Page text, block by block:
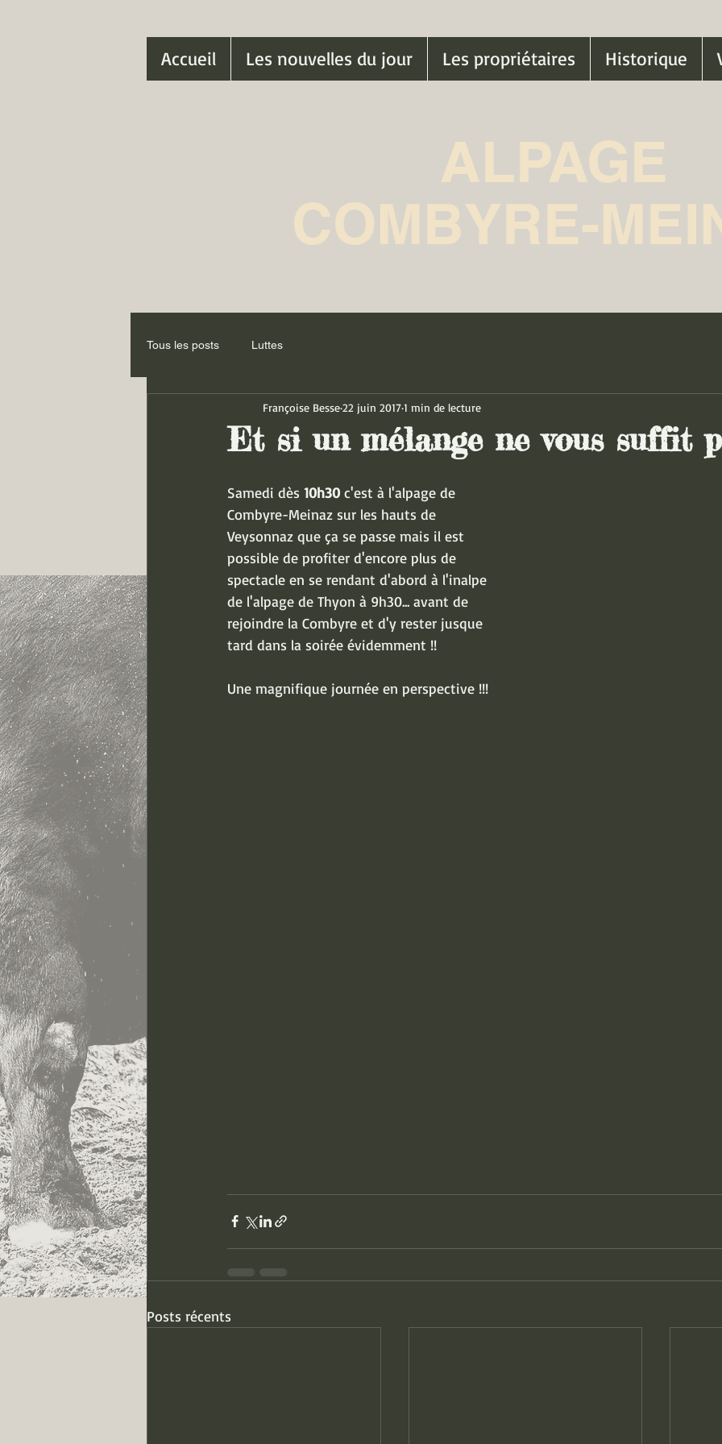
Accueil Les nouvelles du jour Les propriétaires Historique
ALPAGE
COMBYRE-
Tous les posts Luttes
Et si un mélange ne vous suffit
Françoise Besse22 juin 20171 min de lecture
Samedi dès 10h30 c'est à l'alpage de
Combyre-Meinaz sur les hauts de
Veysonnaz que ça se passe mais il est
possible de profiter d'encore plus de
spectacle en se rendant d'abord à l'inalpe
de l'alpage de Thyon à 9h30... avant de
rejoindre la Combyre et d'y rester jusque
tard dans la soirée évidemment !!
Une magnifique journée en perspective !!!
Posts récents